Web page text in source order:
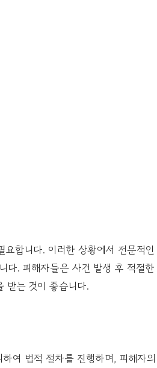
요합니다. 이러한 상황에서 전문적
다. 피해자들은 사건 발생 후 적절
받는 것이 좋습니다.
여 법적 절차를 진행하며, 피해자